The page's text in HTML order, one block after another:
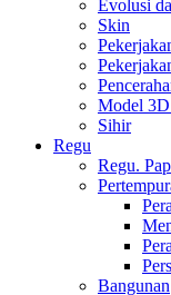
Evolusi
Skin
Model
Sihir
Regu
Regu.
Bangunan